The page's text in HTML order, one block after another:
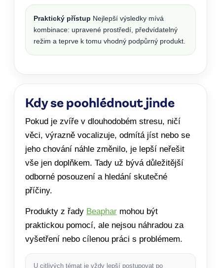
Praktický přístup Nejlepší výsledky mívá
kombinace: upravené prostředí, předvídatelný
režim a teprve k tomu vhodný podpůrný produkt.
Kdy se poohlédnout jinde
Pokud je zvíře v dlouhodobém stresu, ničí
věci, výrazně vocalizuje, odmítá jíst nebo se
jeho chování náhle změnilo, je lepší neřešit
vše jen doplňkem. Tady už bývá důležitější
odborné posouzení a hledání skutečné
příčiny.
Produkty z řady Beaphar mohou být
praktickou pomocí, ale nejsou náhradou za
vyšetření nebo cílenou práci s problémem.
U citlivých témat je vždy lepší postupovat po